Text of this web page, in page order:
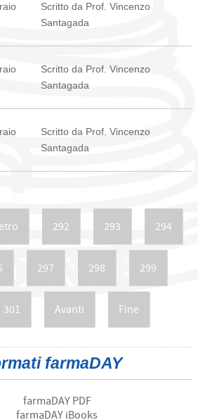
Scritto da Prof. Vincenzo
Santagada
Scritto da Prof. Vincenzo
Santagada
Scritto da Prof. Vincenzo
Santagada
292 293 294
297 298 299
301 Avanti Fine
farmaDAY
farmaDAY PDF
farmaDAY iBooks